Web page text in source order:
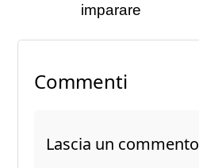
imparare
Commenti
Lascia un commento